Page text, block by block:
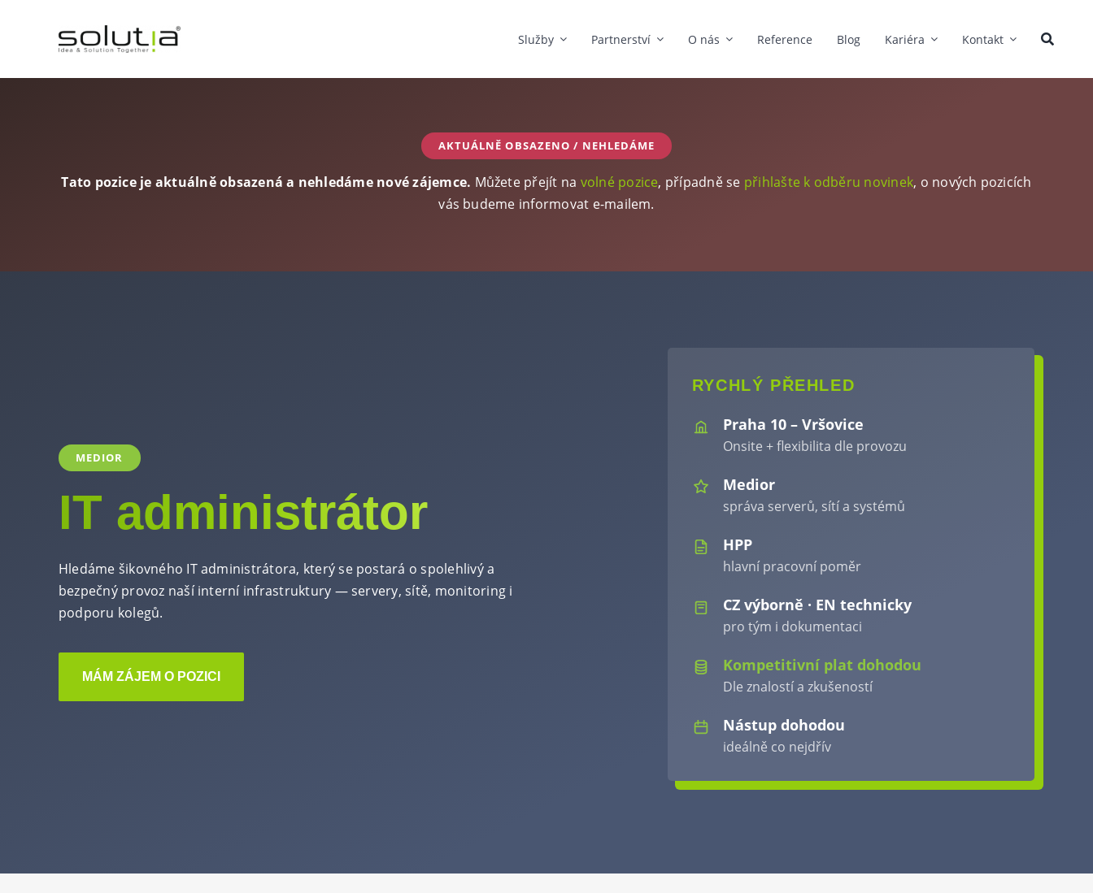
Služby Partnerství O nás Reference Blog Kariéra Kontakt
AKTUÁLNĚ OBSAZENO / NEHLEDÁME
Tato pozice je aktuálně obsazená a nehledáme nové zájemce. Můžete přejít na volné pozice, případně se přihlašte k odběru novinek, o nových pozicích
vás budeme informovat e-mailem.
MEDIOR
IT administrátor
Hledáme šikovného IT administrátora, který se postará o spolehlivý a
bezpečný provoz naší interní infrastruktury — servery, sítě, monitoring i
podporu kolegů.
MÁM ZÁJEM O POZICI
RYCHLÝ PŘEHLED
Praha 10 – Vršovice
Onsite + flexibilita dle provozu
Medior
správa serverů, sítí a systémů
HPP
hlavní pracovní poměr
CZ výborně · EN technicky
pro tým i dokumentaci
Kompetitivní plat dohodou
Dle znalostí a zkušeností
Nástup dohodou
ideálně co nejdřív